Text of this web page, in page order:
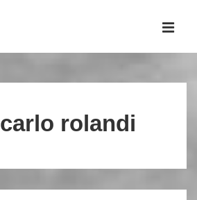
carlo rolandi